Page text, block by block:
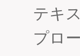
テキ
プロ